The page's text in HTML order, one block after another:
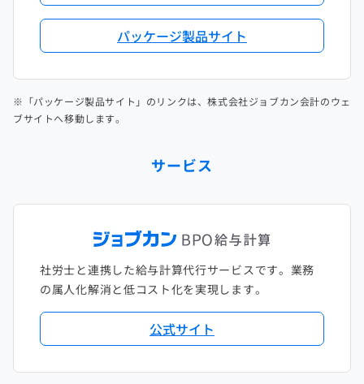
パッケージ製品サイト
※「パッケージ製品サイト」のリンクは、株式会社ジョブカン会計のウェ
ブサイトへ移動します。
サービス
社労士と連携した給与計算代行サービスです。業務
の属人化解消と低コスト化を実現します。
公式サイト